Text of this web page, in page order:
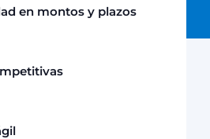
en montos y plazos